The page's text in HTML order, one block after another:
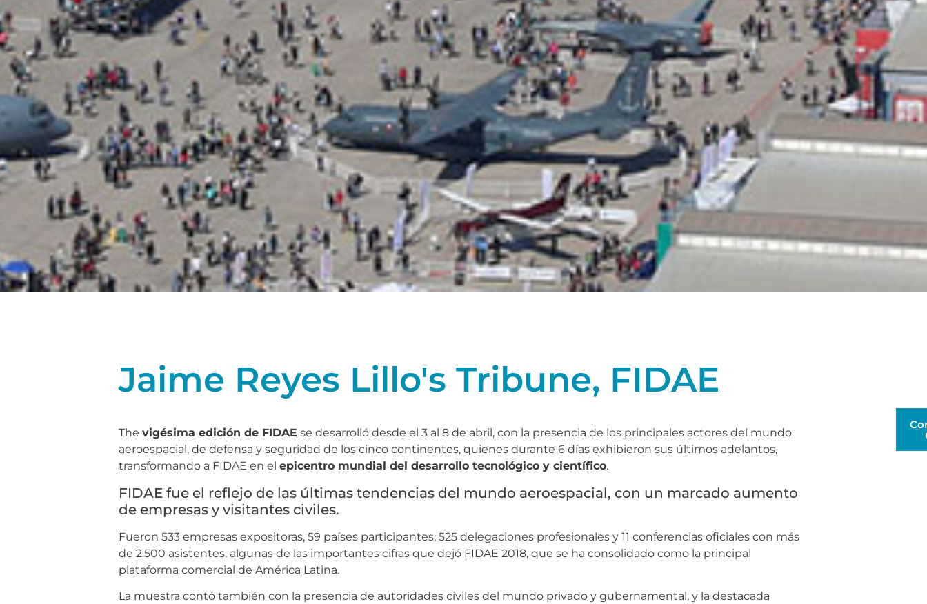
Jaime Reyes Lillo's Tribune, FIDAE
The vigésima edición de FIDAE se desarrolló desde el 3 al 8 de abril, con la presencia de los principales actores del mundo
aeroespacial, de defensa y seguridad de los cinco continentes, quienes durante 6 días exhibieron sus últimos adelantos,
transformando a FIDAE en el epicentro mundial del desarrollo tecnológico y científico.
FIDAE fue el reflejo de las últimas tendencias del mundo aeroespacial, con un marcado aumento
de empresas y visitantes civiles.
Fueron 533 empresas expositoras, 59 países participantes, 525 delegaciones profesionales y 11 conferencias oficiales con más
de 2.500 asistentes, algunas de las importantes cifras que dejó FIDAE 2018, que se ha consolidado como la principal
plataforma comercial de América Latina.
La muestra contó también con la presencia de autoridades civiles del mundo privado y gubernamental, y la destacada